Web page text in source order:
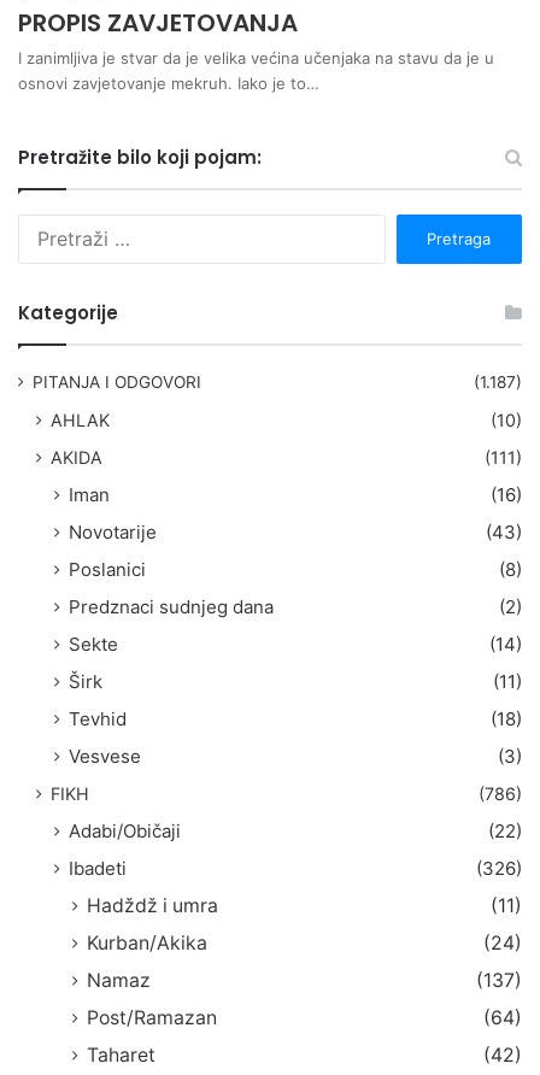
PROPIS ZAVJETOVANJA
I zanimljiva je stvar da je velika većina učenjaka na stavu da je u
osnovi zavjetovanje mekruh. Iako je to…
Pretražite bilo koji pojam:
Kategorije
PITANJA I ODGOVORI (1.187)
AHLAK
(10)
AKIDA
(111)
Iman
(16)
Novotarije
(43)
Poslanici
(8)
Predznaci sudnjeg dana
(2)
Sekte
(14)
Širk
(11)
Tevhid
(18)
Vesvese
(3)
FIKH (786)
Adabi/Običaji
(22)
Ibadeti
(326)
Hadždž i umra
(11)
Kurban/Akika
(24)
Namaz
(137)
Post/Ramazan
(64)
Taharet
(42)